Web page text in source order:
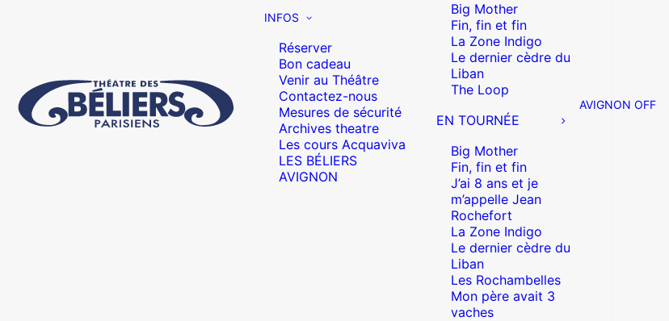
INFOS
Réserver
Bon cadeau
Venir au Théâtre
Contactez-nous
Mesures de sécurité
Archives theatre
Les cours Acquaviva
LES BÉLIERS
AVIGNON
Big Mother
Fin, fin et fin
La Zone Indigo
Le dernier cèdre du
Liban
The Loop
EN TOURNÉE
Big Mother
Fin, fin et fin
J’ai 8 ans et je
m’appelle Jean
Rochefort
La Zone Indigo
Le dernier cèdre du
Liban
Les Rochambelles
Mon père avait 3
vaches
AVIGNON OFF